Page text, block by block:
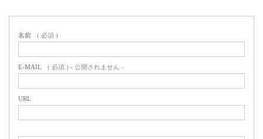
名前 ( 必須 )
E-MAIL ( 必須 ) - 公開されません -
URL